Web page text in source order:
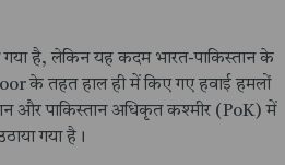
गया है, लेकिन यह कदम भारत-पाकिस्तान के
के तहत हाल ही में किए गए हवाई हमलों
और पाकिस्तान अधिकृत कश्मीर (PoK) में
गया है।